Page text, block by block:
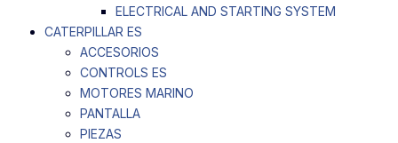
ELECTRICAL AND STARTING SYSTEM
CATERPILLAR ES
ACCESORIOS
CONTROLS ES
MOTORES MARINO
PANTALLA
PIEZAS